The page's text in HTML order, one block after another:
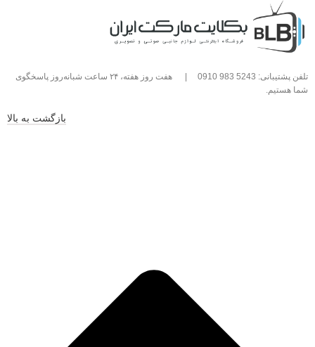
تلفن پشتیبانی: 5243 983 0910 |
هفت روز هفته، ۲۴ ساعت شبانه‌روز پاسخگوی
شما هستیم.
بازگشت به بالا